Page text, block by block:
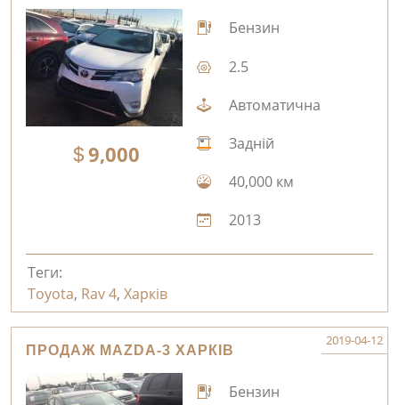
9,000
Бензин
2.5
Автоматична
Задній
40,000 км
2013
Теги:
Toyota, Rav 4, Харків
ПРОДАЖ MAZDA-3 ХАРКІВ
2019-04-12
Бензин